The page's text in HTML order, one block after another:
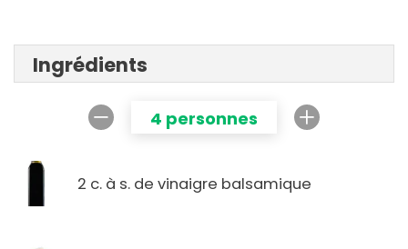
Ingrédients
4 personnes
2 c. à s. de vinaigre balsamique